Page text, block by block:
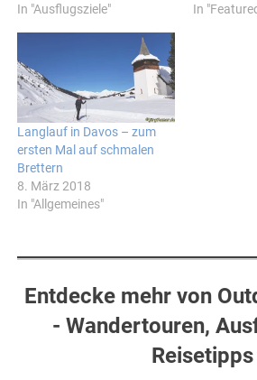
In "Ausflugsziele"
In
Langlauf in Davos – zum
ersten Mal auf schmalen
Brettern
8. März 2018
In "Allgemeines"
Entdecke mehr von
- Wandertouren,
Reisetipps